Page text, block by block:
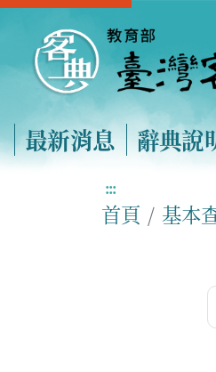
最新消息 辭典說
:::
首頁 基本